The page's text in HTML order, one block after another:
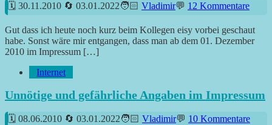
30.11.2010 03.01.2022 Vladimir 12 Kommentare
Gut dass ich heute noch kurz beim Kollegen eisy vorbei geschaut
habe. Sonst wäre mir entgangen, dass man ab dem 01. Dezember
2010 im Impressum […]
Internet
Unnötige und gefährliche Angaben im Impressum
08.06.2010 03.01.2022 Vladimir 10 Kommentare